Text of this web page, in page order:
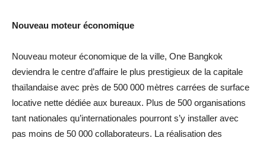
Nouveau moteur économique
Nouveau moteur économique de la ville, One Bangkok
deviendra le centre d’affaire le plus prestigieux de la capitale
thaïlandaise avec près de 500 000 mètres carrées de surface
locative nette dédiée aux bureaux. Plus de 500 organisations
tant nationales qu’internationales pourront s’y installer avec
pas moins de 50 000 collaborateurs. La réalisation des